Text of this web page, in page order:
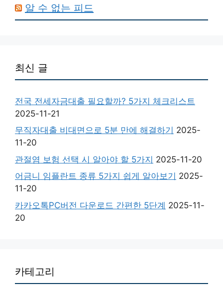
알 수 없는 피드
최신 글
전국 전세자금대출 필요할까? 5가지 체크리스트
2025-11-21
무직자대출 비대면으로 5분 만에 해결하기 2025-
11-20
관절염 보험 선택 시 알아야 할 5가지 2025-11-20
어금니 임플란트 종류 5가지 쉽게 알아보기 2025-
11-20
카카오톡PC버전 다운로드 간편한 5단계 2025-11-
20
카테고리